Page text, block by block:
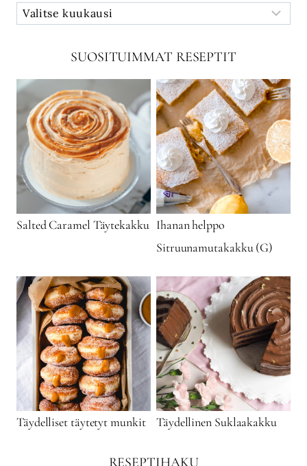
SUOSITUIMMAT RESEPTIT
Salted Caramel Täytekakku Ihanan helppo
Sitruunamutakakku (G)
Täydelliset täytetyt munkit Täydellinen Suklaakakku